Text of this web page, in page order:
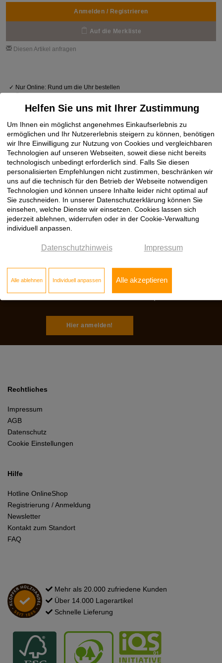
Anmelden / Registrieren
Auf die Merkliste
Diesen Artikel anfragen
✓ Nur Online: Rund um die Uhr bestellen
Baustellenbelieferung mit Lieferzeit-Vorgabe
Newsletter anmelden:
Das Neueste wissen, von Vorteilen profitieren.
Hier anmelden!
Rechtliches
Impressum
AGB
Datenschutz
Cookie Einstellungen
Hilfe
Hotline OnlineShop
Registrierung / Anmeldung
Newsletter
Kontakt zum Standort
FAQ
Mehr als 20.000 zufriedene Kunden
Über 14.000 Lagerartikel
Schnelle Lieferung
Helfen Sie uns mit Ihrer Zustimmung
Um Ihnen ein möglichst angenehmes Einkaufserlebnis zu
ermöglichen und Ihr Nutzererlebnis steigern zu können, benötigen
wir Ihre Einwilligung zur Nutzung von Cookies und vergleichbaren
Technologien auf unseren Webseiten, soweit diese nicht bereits
technologisch unbedingt erforderlich sind. Falls Sie diesen
personalisierten Empfehlungen nicht zustimmen, beschränken wir
uns auf die technisch für den Betrieb der Webseite notwendigen
Technologien und können unsere Inhalte leider nicht optimal auf
Sie zuschneiden. In unserer Datenschutzerklärung können Sie
einsehen, welche Dienste wir einsetzen. Cookies lassen sich
jederzeit ablehnen, widerrufen oder in der Cookie-Verwaltung
individuell anpassen.
Datenschutzhinweis Impressum
Alle ablehnen Individuell anpassen Alle akzeptieren